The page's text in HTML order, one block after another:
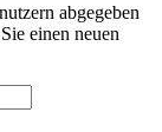
abgegeben
einen neuen